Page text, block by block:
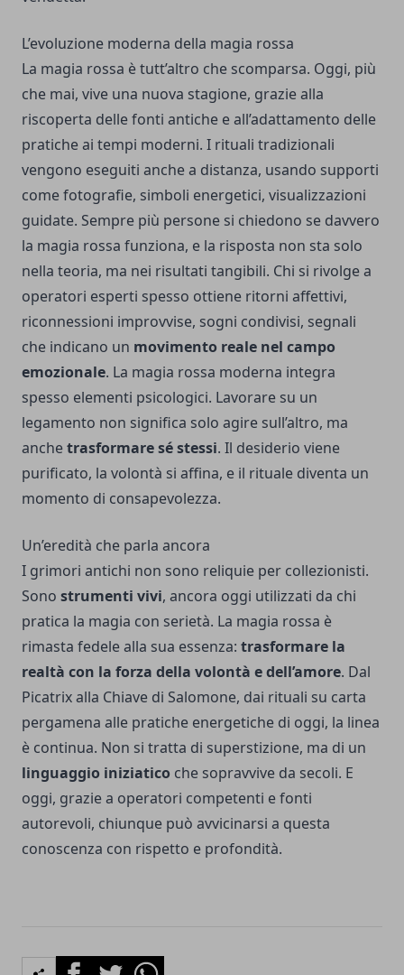
L’evoluzione moderna della magia rossa
La magia rossa è tutt’altro che scomparsa. Oggi, più
che mai, vive una nuova stagione, grazie alla
riscoperta delle fonti antiche e all’adattamento delle
pratiche ai tempi moderni. I rituali tradizionali
vengono eseguiti anche a distanza, usando supporti
come fotografie, simboli energetici, visualizzazioni
guidate. Sempre più persone si chiedono se davvero
la magia rossa funziona, e la risposta non sta solo
nella teoria, ma nei risultati tangibili. Chi si rivolge a
operatori esperti spesso ottiene ritorni affettivi,
riconnessioni improvvise, sogni condivisi, segnali
che indicano un movimento reale nel campo
emozionale. La magia rossa moderna integra
spesso elementi psicologici. Lavorare su un
legamento non significa solo agire sull’altro, ma
anchetrasformare sé stessi. Il desiderio viene
purificato, la volontà si affina, e il rituale diventa un
momento di consapevolezza.
Un’eredità che parla ancora
I grimori antichi non sono reliquie per collezionisti.
Sono strumenti vivi, ancora oggi utilizzati da chi
pratica la magia con serietà. La magia rossa è
rimasta fedele alla sua essenza: trasformare la
realtà con la forza della volontà e dell’amore. Dal
Picatrix alla Chiave di Salomone, dai rituali su carta
pergamena alle pratiche energetiche di oggi, la linea
è continua. Non si tratta di superstizione, ma di un
linguaggio iniziatico che sopravvive da secoli. E
oggi, grazie a operatori competenti e fonti
autorevoli, chiunque può avvicinarsi a questa
conoscenza con rispetto e profondità.
FacebookTwitterWhatsapp